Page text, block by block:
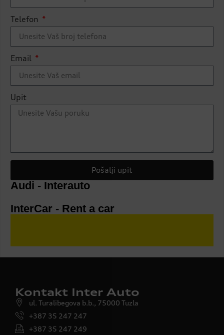
Telefon
Email
Upit
Pošalji upit
Audi - Interauto
InterCar - Rent a car
Kontakt Inter Auto
ul. Turalibegova b.b., 75000 Tuzla
+387 35 247 247
+387 35 247 249